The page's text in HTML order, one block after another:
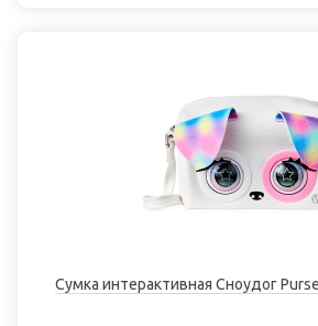
Сумка интерактивная Сноудог